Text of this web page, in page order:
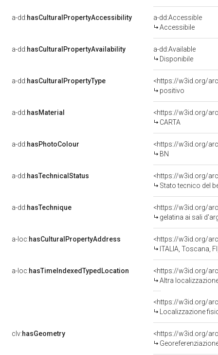
a-dd:hasCulturalPropertyAccessibility
a-dd:Accessible
Accessibile
a-dd:hasCulturalPropertyAvailability
a-dd:Available
Disponibile
a-dd:hasCulturalPropertyType
<https://w3id.org/
positivo
a-dd:hasMaterial
<https://w3id.org/
CARTA
a-dd:hasPhotoColour
<https://w3id.org/
BN
a-dd:hasTechnicalStatus
<https://w3id.org/
Stato tecnico del
a-dd:hasTechnique
<https://w3id.org/
gelatina ai sali
a-loc:hasCulturalPropertyAddress
<https://w3id.org/
ITALIA, Toscana,
a-loc:hasTimeIndexedTypedLocation
<https://w3id.org/
Altra
<https://w3id.org/
Localizzazione
clv:hasGeometry
<https://w3id.org/